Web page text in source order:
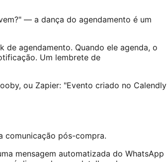
— a dança do agendamento é um
de agendamento. Quando ele agenda, o
Um lembrete de
ou Zapier: "Evento criado no Calendly
comunicação pós-compra.
mensagem automatizada do WhatsApp